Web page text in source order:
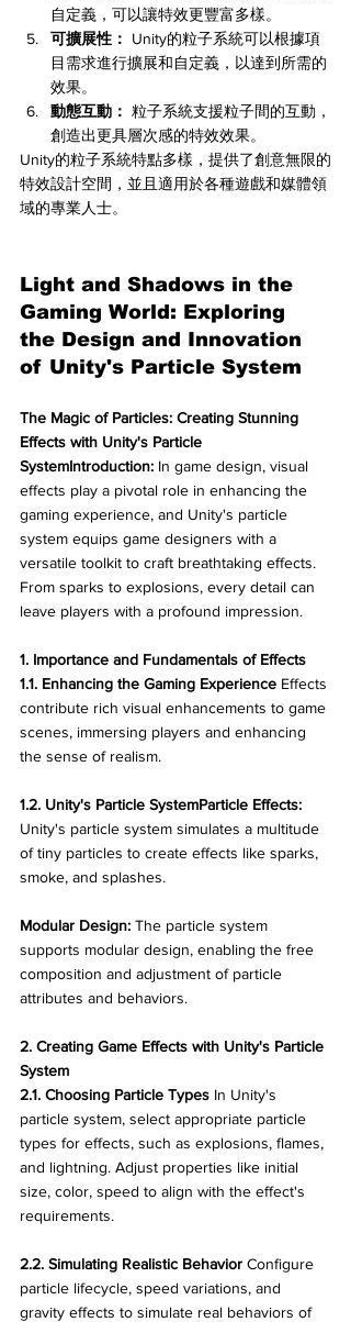
自定義，可以讓特效更豐富多樣。
可擴展性：
Unity的粒子系統可以根據項
目需求進行擴展和自定義，以達到所需的
效果。
動態互動： 粒子系統支援粒子間的互動，
創造出更具層次感的特效效果。
Unity的粒子系統特點多樣，提供了創意無限的
特效設計空間，並且適用於各種遊戲和媒體領
域的專業人士。
Light and Shadows in the
Gaming World: Exploring
the Design and Innovation
of Unity's Particle System
The Magic of Particles: Creating Stunning
Effects with Unity's Particle
SystemIntroduction: In game design, visual
effects play a pivotal role in enhancing the
gaming experience, and Unity's particle
system equips game designers with a
versatile toolkit to craft breathtaking effects.
From sparks to explosions, every detail can
leave players with a profound impression.
1. Importance and Fundamentals of Effects
1.1. Enhancing the Gaming Experience Effects
contribute rich visual enhancements to game
scenes, immersing players and enhancing
the sense of realism.
1.2. Unity's Particle SystemParticle Effects:
Unity's particle system simulates a multitude
of tiny particles to create effects like sparks,
smoke, and splashes.
Modular Design: The particle system
supports modular design, enabling the free
composition and adjustment of particle
attributes and behaviors.
2. Creating Game Effects with Unity's Particle
System
2.1. Choosing Particle Types In Unity's
particle system, select appropriate particle
types for effects, such as explosions, flames,
and lightning. Adjust properties like initial
size, color, speed to align with the effect's
requirements.
2.2. Simulating Realistic Behavior Configure
particle lifecycle, speed variations, and
gravity effects to simulate real behaviors of